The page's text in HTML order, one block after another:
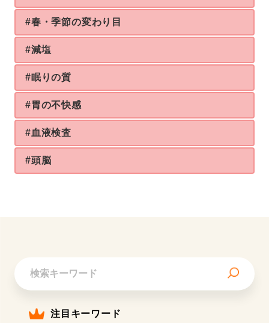
#春・季節の変わり目
#減塩
#眠りの質
#胃の不快感
#血液検査
#頭脳
注目キーワード